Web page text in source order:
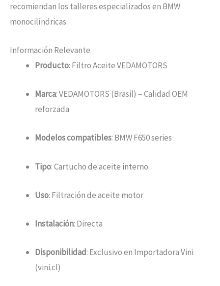
recomiendan los talleres especializados en BMW
monocilíndricas.
Información Relevante
Producto: Filtro Aceite VEDAMOTORS
Marca: VEDAMOTORS (Brasil) – Calidad OEM
reforzada
Modelos compatibles: BMW F650 series
Tipo: Cartucho de aceite interno
Uso: Filtración de aceite motor
Instalación: Directa
Disponibilidad: Exclusivo en Importadora Vini
(vini.cl)